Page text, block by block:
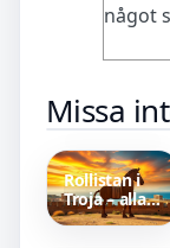
något
Missa
i juni 2025 –
lista med
ledighetstips
Rollistan i
Troja – alla
skådespelare